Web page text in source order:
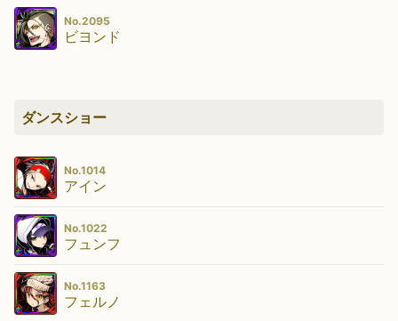
No.2095
ビヨンド
ダンスショー
No.1014
アイン
No.1022
フュンフ
No.1163
フェルノ